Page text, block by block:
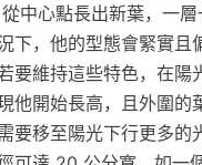
從中心點長出新葉，一
下，他的型態會緊實且
要維持這些特色，在陽
他開始長高，且外圍的
要移至陽光下行更多的